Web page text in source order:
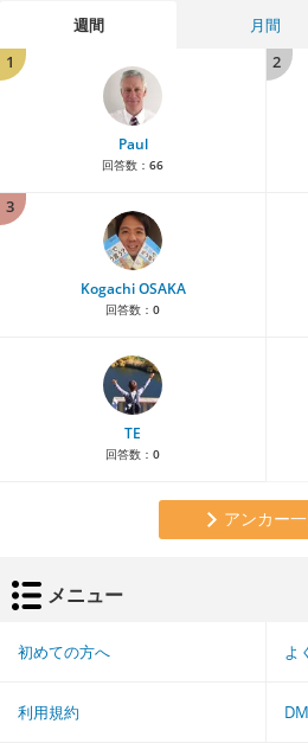
週間 月間
1
Paul
回答数： 66
2
3
Kogachi OSAKA
回答数： 0
TE
回答数： 0
アンカー
メニュー
初めての方へ よ
利用規約